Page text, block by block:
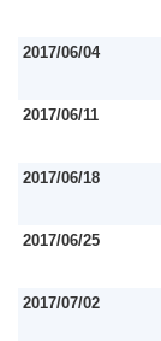
2017/06/04
2017/06/11
2017/06/18
2017/06/25
2017/07/02